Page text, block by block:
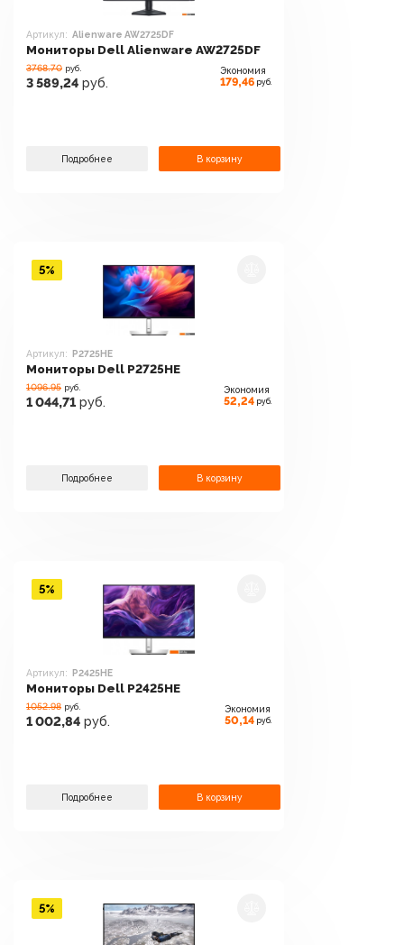
Артикул: Alienware AW2725DF
Мониторы Dell Alienware AW2725DF
3768.70 руб.
3 589,24 руб.
Экономия
179,46 руб.
Подробнее В корзину
Артикул: P2725HE
Мониторы Dell P2725HE
1096.95 руб.
1 044,71 руб.
Экономия
52,24 руб.
Подробнее В корзину
5%
Артикул: P2425HE
Мониторы Dell P2425HE
1052.98 руб.
1 002,84 руб.
Экономия
50,14 руб.
Подробнее В корзину
5%
5%